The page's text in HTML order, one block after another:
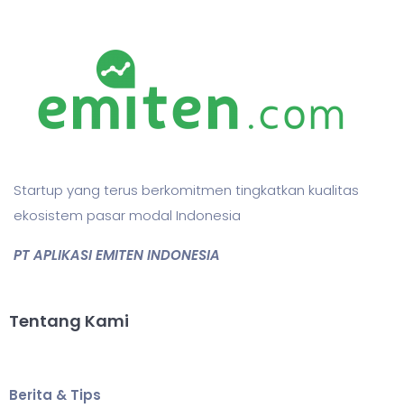
Startup yang terus berkomitmen tingkatkan kualitas
ekosistem pasar modal Indonesia
PT APLIKASI EMITEN INDONESIA
Tentang Kami
Berita & Tips